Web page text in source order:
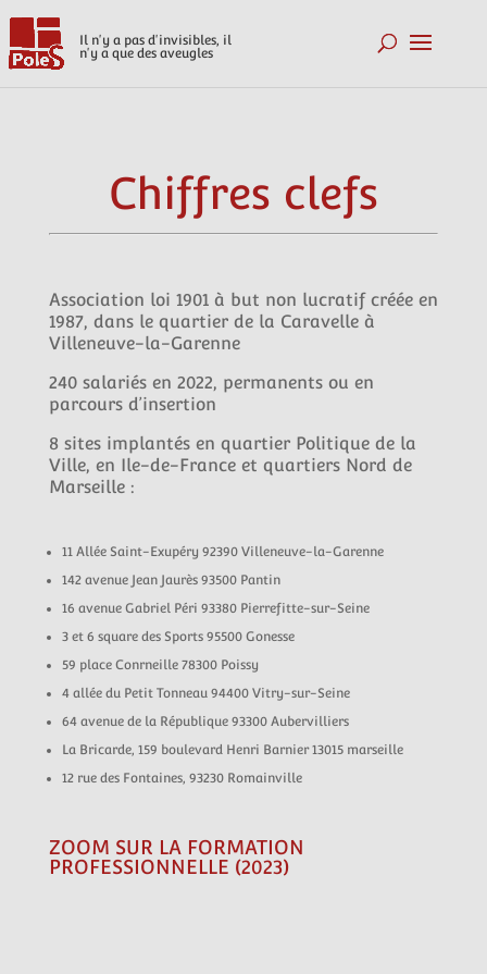
Il n'y a pas d'invisibles, il
n'y a que des aveugles
Chiffres clefs
Association loi 1901 à but non lucratif créée en
1987, dans le quartier de la Caravelle à
Villeneuve-la-Garenne
240 salariés en 2022, permanents ou en
parcours d’insertion
8 sites implantés en quartier Politique de la
Ville, en Ile-de-France et quartiers Nord de
Marseille :
11 Allée Saint-Exupéry 92390 Villeneuve-la-Garenne
142 avenue Jean Jaurès 93500 Pantin
16 avenue Gabriel Péri 93380 Pierrefitte-sur-Seine
3 et 6 square des Sports 95500 Gonesse
59 place Conrneille 78300 Poissy
4 allée du Petit Tonneau 94400 Vitry-sur-Seine
64 avenue de la République 93300 Aubervilliers
La Bricarde, 159 boulevard Henri Barnier 13015 marseille
12 rue des Fontaines, 93230 Romainville
ZOOM SUR LA FORMATION
PROFESSIONNELLE (2023)